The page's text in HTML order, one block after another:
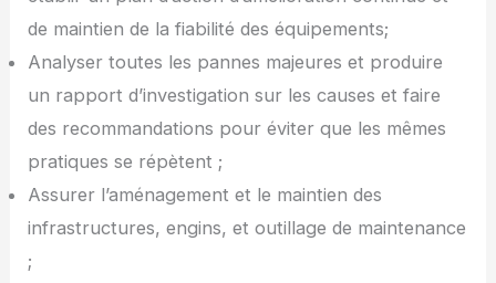
de maintien de la fiabilité des équipements;
Analyser toutes les pannes majeures et produire
un rapport d’investigation sur les causes et faire
des recommandations pour éviter que les mêmes
pratiques se répètent ;
Assurer l’aménagement et le maintien des
infrastructures, engins, et outillage de maintenance
;